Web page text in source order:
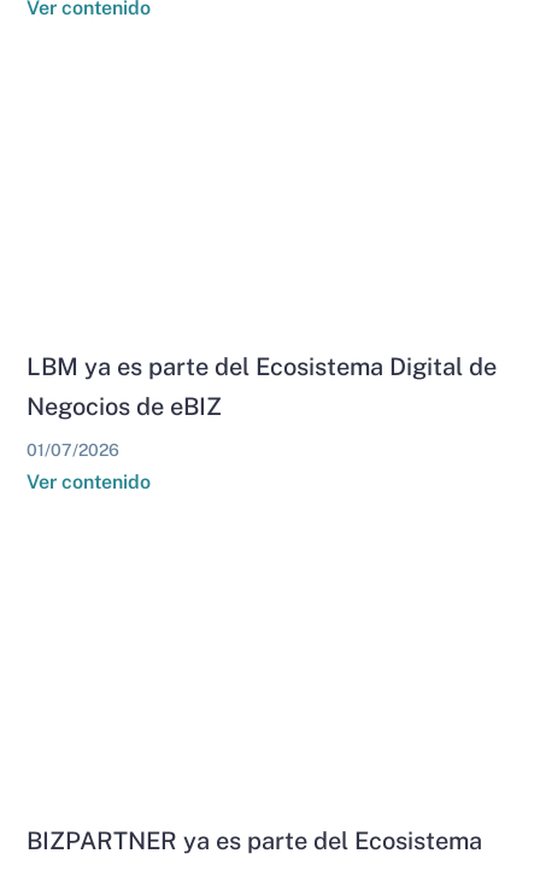
Ver contenido
LBM ya es parte del Ecosistema Digital de
Negocios de eBIZ
01/07/2026
Ver contenido
BIZPARTNER ya es parte del Ecosistema